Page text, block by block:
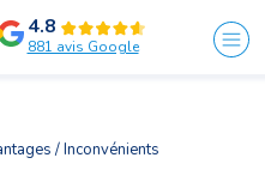
4.8
881 avis Google
/ Inconvénients